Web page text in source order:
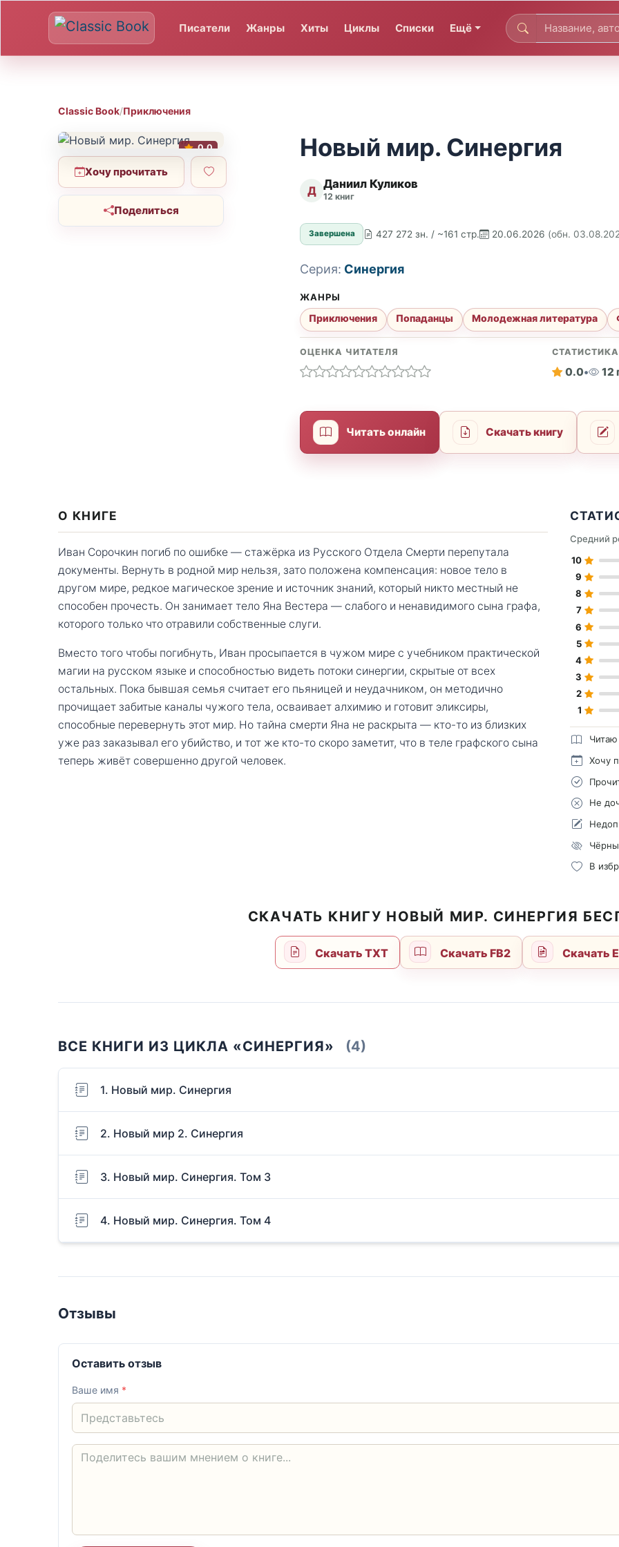
Писатели Жанры Хиты Циклы Списки Ещё
Classic Book/Приключения
0.0
Хочу прочитать
Поделиться
Новый мир. Синергия
Д Даниил Куликов
12 книг
Завершена 427 272 зн. / ~161 стр. 20.06.2026 (обн.
Серия: Синергия
ЖАНРЫ
Приключения Попаданцы Молодежная литература
ОЦЕНКА ЧИТАТЕЛЯ СТАТИСТИКА
0.0• 12
Читать онлайн Скачать книгу
О КНИГЕ
Иван Сорочкин погиб по ошибке — стажёрка из Русского Отдела Смерти перепутала
документы. Вернуть в родной мир нельзя, зато положена компенсация: новое тело в
другом мире, редкое магическое зрение и источник знаний, который никто местный не
способен прочесть. Он занимает тело Яна Вестера — слабого и ненавидимого сына графа,
которого только что отравили собственные слуги.
Вместо того чтобы погибнуть, Иван просыпается в чужом мире с учебником практической
магии на русском языке и способностью видеть потоки синергии, скрытые от всех
остальных. Пока бывшая семья считает его пьяницей и неудачником, он методично
прочищает забитые каналы чужого тела, осваивает алхимию и готовит эликсиры,
способные перевернуть этот мир. Но тайна смерти Яна не раскрыта — кто-то из близких
уже раз заказывал его убийство, и тот же кто-то скоро заметит, что в теле графского сына
теперь живёт совершенно другой человек.
Средний
10
9
8
7
6
5
4
3
2
1
Читаю
Хочу
Не
В
СКАЧАТЬ КНИГУ НОВЫЙ МИР. СИНЕРГИЯ
Скачать TXT Скачать FB2 Скачать
ВСЕ КНИГИ ИЗ ЦИКЛА «СИНЕРГИЯ» (4)
1. Новый мир. Синергия
2. Новый мир 2. Синергия
3. Новый мир. Синергия. Том 3
4. Новый мир. Синергия. Том 4
Отзывы
Оставить отзыв
Ваше имя *